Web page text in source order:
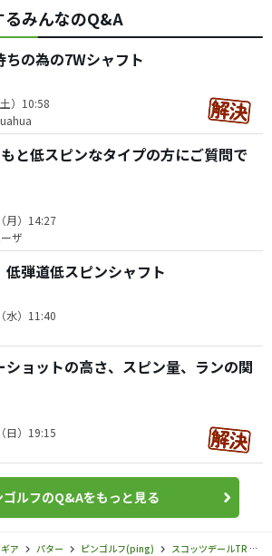
るみんなのQ&A
ちの為の7Wシャフト
）10:58
と低スピンなタイプの方にご質問で
月）14:27
ザ
弾道低スピンシャフト
水）11:40
ショットの高さ、スピン量、ランの関
日）19:15
ゴルフのQ&Aをもっと見る
ア パター ピンゴルフ(ping) スコッツデールTR